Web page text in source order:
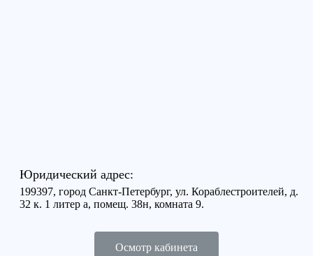
Юридический адрес:
199397, город Санкт-Петербург, ул. Кораблестроителей, д.
32 к. 1 литер а, помещ. 38н, комната 9.
Осмотр кабинета